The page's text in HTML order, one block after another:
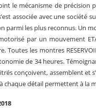
le mécanisme de précision
associée avec une
parmi les plus reconnus. Un
par un mouvement
Toutes les montres
de 34 heures.
conçoivent, assemblent et
chaque détail permettent à la